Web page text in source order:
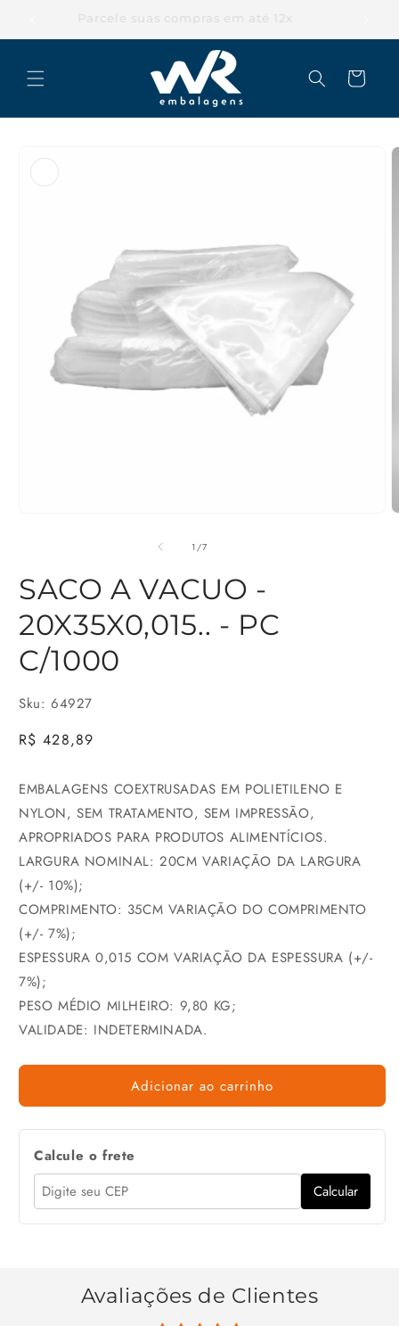
conteúdo
Parcele suas compras em até 12x
Carrinho
na
janela
modal
1 /de
7
SACO A VACUO -
20X35X0,015.. - PC
C/1000
Sku: 64927
Preço
R$ 428,89
EMBALAGENS COEXTRUSADAS EM POLIETILENO E
NYLON, SEM TRATAMENTO, SEM IMPRESSÃO,
APROPRIADOS PARA PRODUTOS ALIMENTÍCIOS.
LARGURA NOMINAL: 20CM VARIAÇÃO DA LARGURA
(+/- 10%);
COMPRIMENTO: 35CM VARIAÇÃO DO COMPRIMENTO
(+/- 7%);
ESPESSURA 0,015 COM VARIAÇÃO DA ESPESSURA (+/-
7%);
PESO MÉDIO MILHEIRO: 9,80 KG;
VALIDADE: INDETERMINADA.
Adicionar ao carrinho
Calcule o frete
Calcular
Avaliações de Clientes